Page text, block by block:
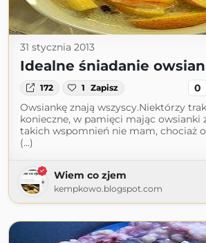
31 stycznia 2013
Idealne śniadanie
172 1 Zapisz 0
Owsiankę znają wszyscy.Niektórzy
konieczne, w pamięci mając owsianki
takich wspomnień nie mam, chociaż
(...)
Wiem co zjem
kempkowo.blogspot.com